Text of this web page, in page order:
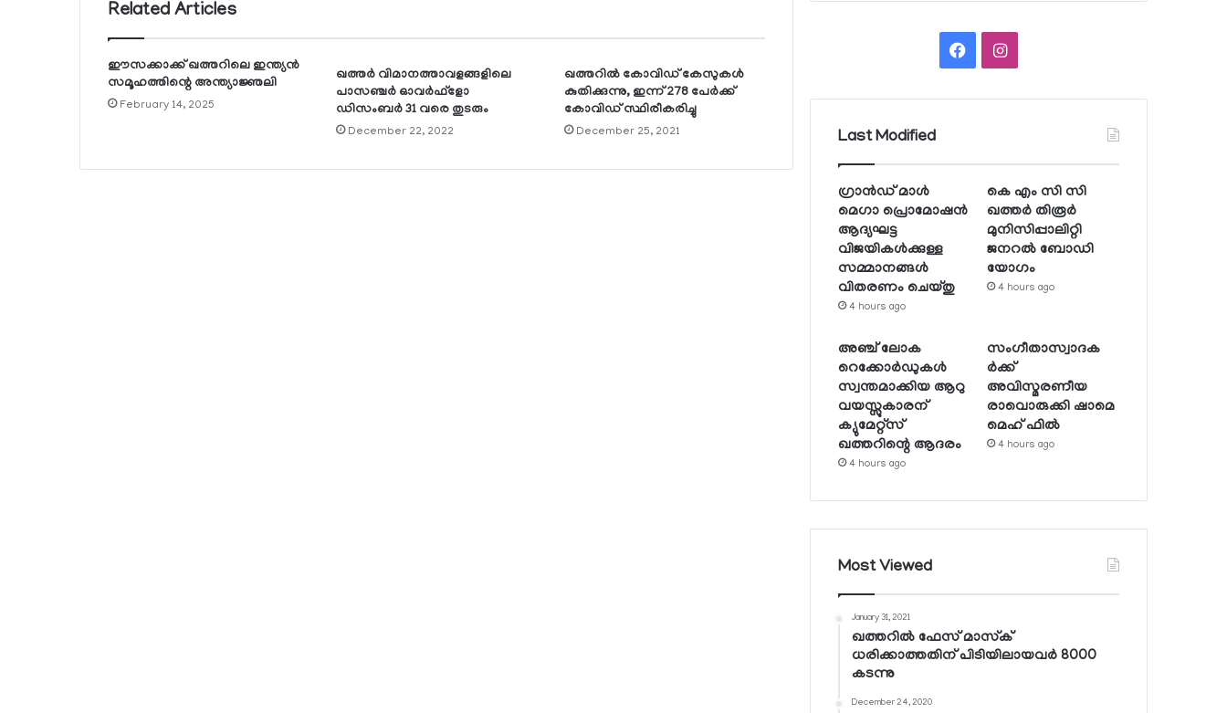
Related Articles
ഈസക്കാക്ക് ഖത്തറിലെ ഇന്ത്യന്‍
സമൂഹത്തിന്റെ അന്ത്യാജ്ഞലി
February 14, 2025
ഖത്തര്‍ വിമാനത്താവളങ്ങളിലെ
പാസഞ്ചര്‍ ഓവര്‍ഫ്‌ളോ
ഡിസംബര്‍ 31 വരെ തുടരും
December 22, 2022
ഖത്തറില്‍ കോവിഡ് കേസുകള്‍
കുതിക്കുന്നു, ഇന്ന് 278 പേര്‍ക്ക്
കോവിഡ് സ്ഥിരീകരിച്ചു
December 25, 2021
FacebookInstagram
Last Modified
ഗ്രാന്‍ഡ് മാള്‍
മെഗാ പ്രൊമോഷന്‍
ആദ്യഘട്ട
വിജയികള്‍ക്കുള്ള
സമ്മാനങ്ങള്‍
വിതരണം ചെയ്തു
4 hours ago
കെ എം സി സി
ഖത്തര്‍ തിരൂര്‍
മുനിസിപ്പാലിറ്റി
ജനറല്‍ ബോഡി
യോഗം
4 hours ago
അഞ്ച് ലോക
റെക്കോര്‍ഡുകള്‍
സ്വന്തമാക്കിയ ആറു
വയസ്സുകാരന്
ക്യുമേറ്റ്‌സ്
ഖത്തറിന്റെ ആദരം
4 hours ago
സംഗീതാസ്വാദക
ര്‍ക്ക്
അവിസ്മരണീയ
രാവൊരുക്കി ഷാമെ
മെഹ് ഫില്‍
4 hours ago
Most Viewed
January 31, 2021
ഖത്തറില്‍ ഫേസ് മാസ്‌ക്
ധരിക്കാത്തതിന് പിടിയിലായവര്‍ 8000
കടന്നു
December 24, 2020